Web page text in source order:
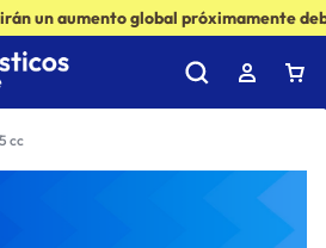
un aumento global próximamente
cc